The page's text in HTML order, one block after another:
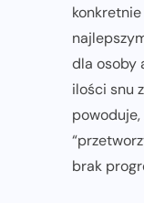
dla osoby
ilości snu
brak